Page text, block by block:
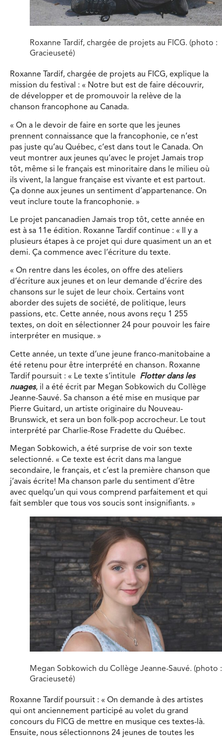
Roxanne Tardif, chargée de projets au FICG. (photo :
Gracieuseté)
Roxanne Tardif, chargée de projets au FICG, explique la
mission du festival : « Notre but est de faire découvrir,
de développer et de promouvoir la relève de la
chanson francophone au Canada.
« On a le devoir de faire en sorte que les jeunes
prennent connaissance que la francophonie, ce n’est
pas juste qu’au Québec, c’est dans tout le Canada. On
veut montrer aux jeunes qu’avec le projet Jamais trop
tôt, même si le français est minoritaire dans le milieu où
ils vivent, la langue française est vivante et est partout.
Ça donne aux jeunes un sentiment d’appartenance. On
veut inclure toute la francophonie. »
Le projet pancanadien Jamais trop tôt, cette année en
est à sa 11e édition. Roxanne Tardif continue : « Il y a
plusieurs étapes à ce projet qui dure quasiment un an et
demi. Ça commence avec l’écriture du texte.
« On rentre dans les écoles, on offre des ateliers
d’écriture aux jeunes et on leur demande d’écrire des
chansons sur le sujet de leur choix. Certains vont
aborder des sujets de société, de politique, leurs
passions, etc. Cette année, nous avons reçu 1 255
textes, on doit en sélectionner 24 pour pouvoir les faire
interpréter en musique. »
Cette année, un texte d’une jeune franco-manitobaine a
été retenu pour être interprété en chanson. Roxanne
Tardif poursuit : « Le texte s’intitule
Flotter dans les
nuages, il a été écrit par Megan Sobkowich du Collège
Jeanne-Sauvé. Sa chanson a été mise en musique par
Pierre Guitard, un artiste originaire du Nouveau-
Brunswick, et sera un bon folk-pop accrocheur. Le tout
interprété par Charlie-Rose Fradette du Québec.
Megan Sobkowich, a été surprise de voir son texte
selectionné. « Ce texte est écrit dans ma langue
secondaire, le français, et c’est la première chanson que
j’avais écrite! Ma chanson parle du sentiment d’être
avec quelqu’un qui vous comprend parfaitement et qui
fait sembler que tous vos soucis sont insignifiants. »
Megan Sobkowich du Collège Jeanne-Sauvé. (photo :
Gracieuseté)
Roxanne Tardif poursuit : « On demande à des artistes
qui ont anciennement participé au volet du grand
concours du FICG de mettre en musique ces textes-là.
Ensuite, nous sélectionnons 24 jeunes de toutes les